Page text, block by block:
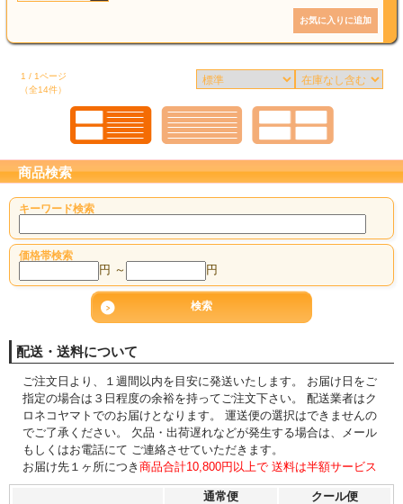
1 / 1ページ
（全14件）
商品検索
キーワード検索
価格帯検索
円 ～ 円
配送・送料について
ご注文日より、１週間以内を目安に発送いたします。 お届け日をご
指定の場合は３日程度の余裕を持ってご注文下さい。 配送業者はク
ロネコヤマトでのお届けとなります。 運送便の選択はできませんの
でご了承ください。 欠品・出荷遅れなどが発生する場合は、メール
もしくはお電話にて ご連絡させていただきます。
お届け先１ヶ所につき 商品合計10,800円以上で 送料は半額サービス
通常便
クール便